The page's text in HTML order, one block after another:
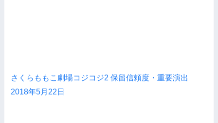
さくらももこ劇場コジコジ2 保留信頼度・重要演出
2018年5月22日